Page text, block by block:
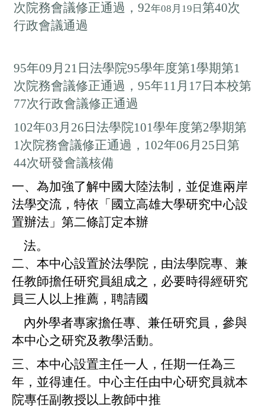
次院務會議修正通過， 92年08月19日 第40次
行政會議通過
95年09月21日 法學院95學年度第1學期第1
次院務會議修正通過， 95年11月17日 本校第
77次行政會議修正通過
102年03月26日法學院101學年度第2學期第
1次院務會議修正通過， 102年06月25日第
44次研發會議核備
一、為加強了解中國大陸法制，並促進兩岸
法學交流，特依「國立高雄大學研究中心設
置辦法」第二條訂定本辦
法。
二、本中心設置於法學院，由法學院專、兼
任教師擔任研究員組成之，必要時得經研究
員三人以上推薦，聘請國
內外學者專家擔任專、兼任研究員，參與
本中心之研究及教學活動。
三、本中心設置主任一人，任期一任為三
年，並得連任。中心主任由中心研究員就本
院專任副教授以上教師中推